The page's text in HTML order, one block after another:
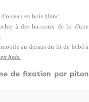
en bois blanc.
à des barreaux de lit d'une
au dessus du lit de bébé à
bois.
de fixation par piton